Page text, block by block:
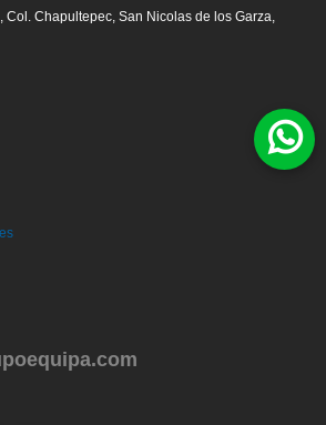
Col. Chapultepec, San Nicolas de los Garza,